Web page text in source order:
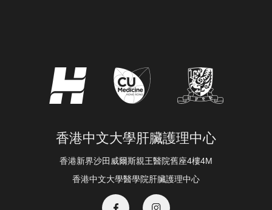
香港中文大學肝臟護理中心
香港新界沙田威爾斯親王醫院舊座4樓4M
香港中文大學醫學院肝臟護理中心